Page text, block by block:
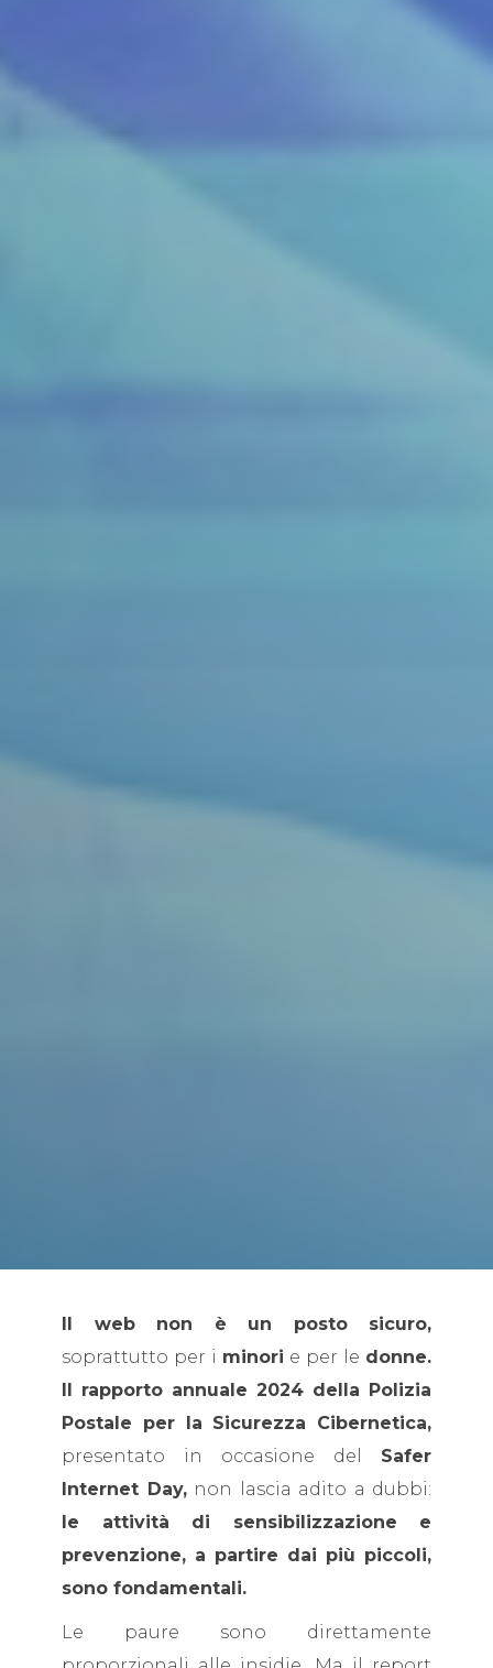
Il web non è un posto sicuro,
soprattutto per i minori e per le donne.
Il rapporto annuale 2024 della Polizia
Postale per la Sicurezza Cibernetica,
presentato in occasione del Safer
Internet Day,non lascia adito a dubbi:
le attività di sensibilizzazione e
prevenzione, a partire dai più piccoli,
sono fondamentali.
Le paure sono direttamente